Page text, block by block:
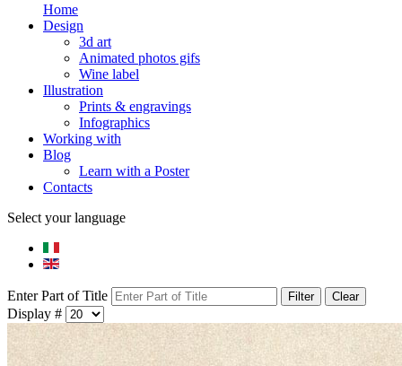
Home
Design
3d art
Animated photos gifs
Wine label
Illustration
Prints & engravings
Infographics
Working with
Blog
Learn with a Poster
Contacts
Select your language
Enter Part of Title Filter Clear
Display #